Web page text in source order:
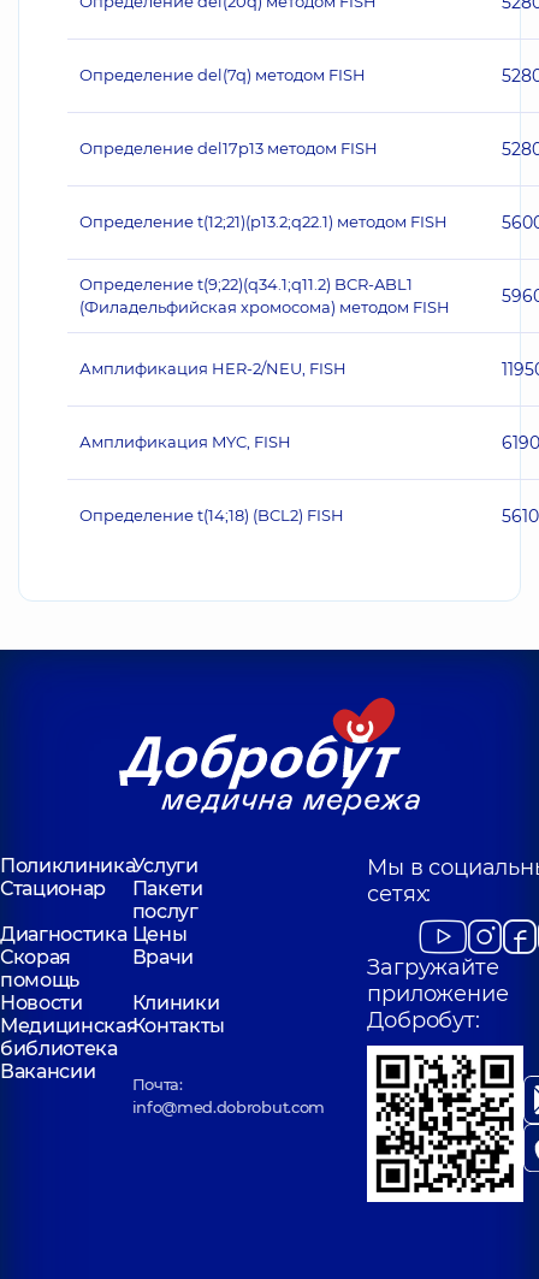
Определение del(7q) методом FISH
Определение del17p13 методом FISH
Определение t(12;21)(p13.2;q22.1) методом FISH
Определение t(9;22)(q34.1;q11.2) BCR-ABL1
(Филадельфийская хромосома) методом FISH
Амплификация HER‐2/NEU, FISH
Амплификация MYC, FISH 6190
Определение t(14;18) (BCL2) FISH 5610
ПоликлиникаУслуги
Стационар
Пакети
послуг
Диагностика Цены
Скорая
помощь
Врачи
Новости
Клиники
Медицинская
библиотека
Контакты
Вакансии
Почта:
info@med.dobrobut.com
Мы в
сетях:
Загружайте
приложение
Добробут: